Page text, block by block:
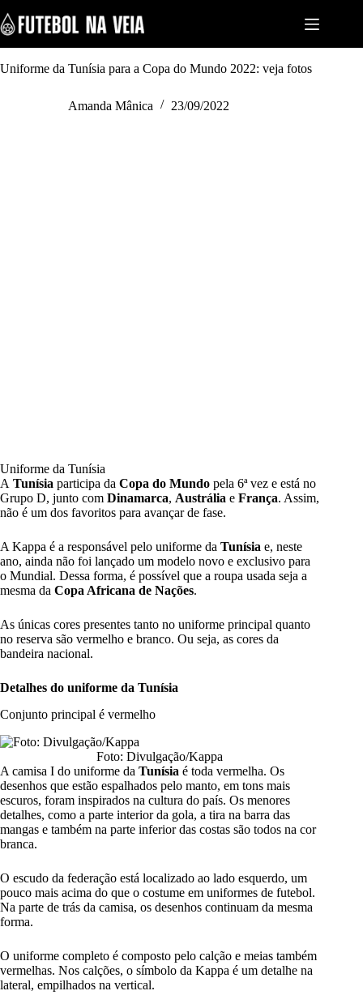
k
i
p
tUniforme da Tunísia para a Copa do Mundo 2022: veja fotos
Amanda Mânica 23/09/2022
Uniforme da Tunísia
A Tunísia participa da Copa do Mundo pela 6ª vez e está no
Grupo D, junto com Dinamarca, Austrália e França. Assim,
não é um dos favoritos para avançar de fase.
A Kappa é a responsável pelo uniforme da Tunísia e, neste
ano, ainda não foi lançado um modelo novo e exclusivo para
o Mundial. Dessa forma, é possível que a roupa usada seja a
mesma da Copa Africana de Nações.
As únicas cores presentes tanto no uniforme principal quanto
no reserva são vermelho e branco. Ou seja, as cores da
bandeira nacional.
Detalhes do uniforme da Tunísia
Conjunto principal é vermelho
Foto: Divulgação/Kappa
A camisa I do uniforme da Tunísia é toda vermelha. Os
desenhos que estão espalhados pelo manto, em tons mais
escuros, foram inspirados na cultura do país. Os menores
detalhes, como a parte interior da gola, a tira na barra das
mangas e também na parte inferior das costas são todos na cor
branca.
O escudo da federação está localizado ao lado esquerdo, um
pouco mais acima do que o costume em uniformes de futebol.
Na parte de trás da camisa, os desenhos continuam da mesma
forma.
O uniforme completo é composto pelo calção e meias também
vermelhas. Nos calções, o símbolo da Kappa é um detalhe na
lateral, empilhados na vertical.